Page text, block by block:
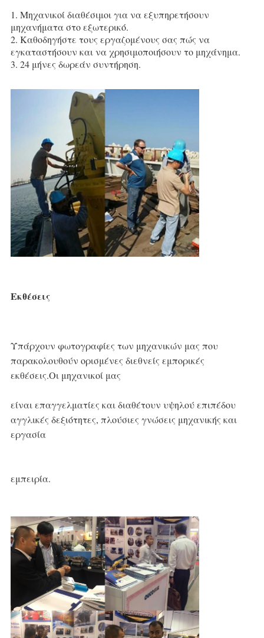
1. Μηχανικοί διαθέσιμοι για να εξυπηρετήσουν
μηχανήματα στο εξωτερικό.
2. Καθοδηγήστε τους εργαζομένους σας πώς να
εγκαταστήσουν και να χρησιμοποιήσουν το μηχάνημα.
3. 24 μήνες δωρεάν συντήρηση.
Εκθέσεις
Υπάρχουν φωτογραφίες των μηχανικών μας που
παρακολουθούν ορισμένες διεθνείς εμπορικές
εκθέσεις.Οι μηχανικοί μας
είναι επαγγελματίες και διαθέτουν υψηλού επιπέδου
αγγλικές δεξιότητες, πλούσιες γνώσεις μηχανικής και
εργασία
εμπειρία.